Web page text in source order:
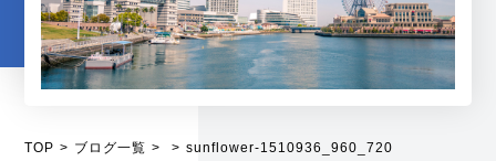
TOP ブログ一覧 sunflower-1510936_960_720